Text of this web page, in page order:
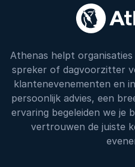
Athenas helpt
spreker of dagvoorzitter
klantenevenementen en
persoonlijk advies, een
ervaring begeleiden we je
vertrouwen de juiste